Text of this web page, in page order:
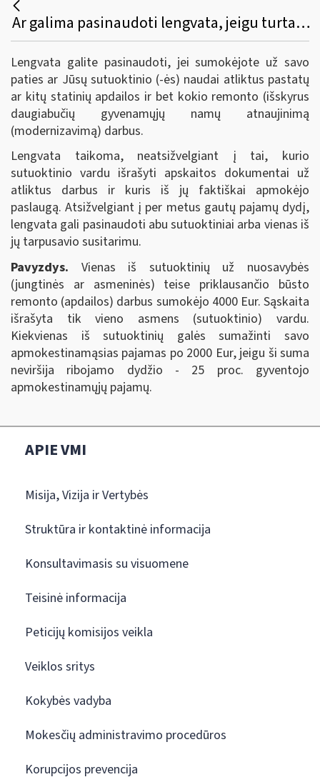
Ar galima pasinaudoti lengvata, jeigu turtas priklauso sutuoktiniui?
Lengvata galite pasinaudoti, jei sumokėjote už savo
paties ar Jūsų sutuoktinio (-ės) naudai atliktus pastatų
ar kitų statinių apdailos ir bet kokio remonto (išskyrus
daugiabučių gyvenamųjų namų atnaujinimą
(modernizavimą) darbus.
Lengvata taikoma, neatsižvelgiant į tai, kurio
sutuoktinio vardu išrašyti apskaitos dokumentai už
atliktus darbus ir kuris iš jų faktiškai apmokėjo
paslaugą. Atsižvelgiant į per metus gautų pajamų dydį,
lengvata gali pasinaudoti abu sutuoktiniai arba vienas iš
jų tarpusavio susitarimu.
Pavyzdys. Vienas iš sutuoktinių už nuosavybės
(jungtinės ar asmeninės) teise priklausančio būsto
remonto (apdailos) darbus sumokėjo 4000 Eur. Sąskaita
išrašyta tik vieno asmens (sutuoktinio) vardu.
Kiekvienas iš sutuoktinių galės sumažinti savo
apmokestinamąsias pajamas po 2000 Eur, jeigu ši suma
neviršija ribojamo dydžio - 25 proc. gyventojo
apmokestinamųjų pajamų.
APIE VMI
Misija, Vizija ir Vertybės
Struktūra ir kontaktinė informacija
Konsultavimasis su visuomene
Teisinė informacija
Peticijų komisijos veikla
Veiklos sritys
Kokybės vadyba
Mokesčių administravimo procedūros
Korupcijos prevencija